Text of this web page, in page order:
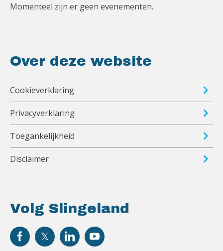
Volg Slingeland
Momenteel zijn er geen evenementen.
Over deze website
Cookieverklaring
Privacyverklaring
Toegankelijkheid
Disclaimer